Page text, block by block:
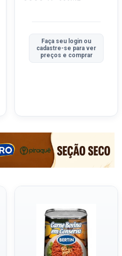
Faça seu login ou
cadastre-se para ver
preços e comprar